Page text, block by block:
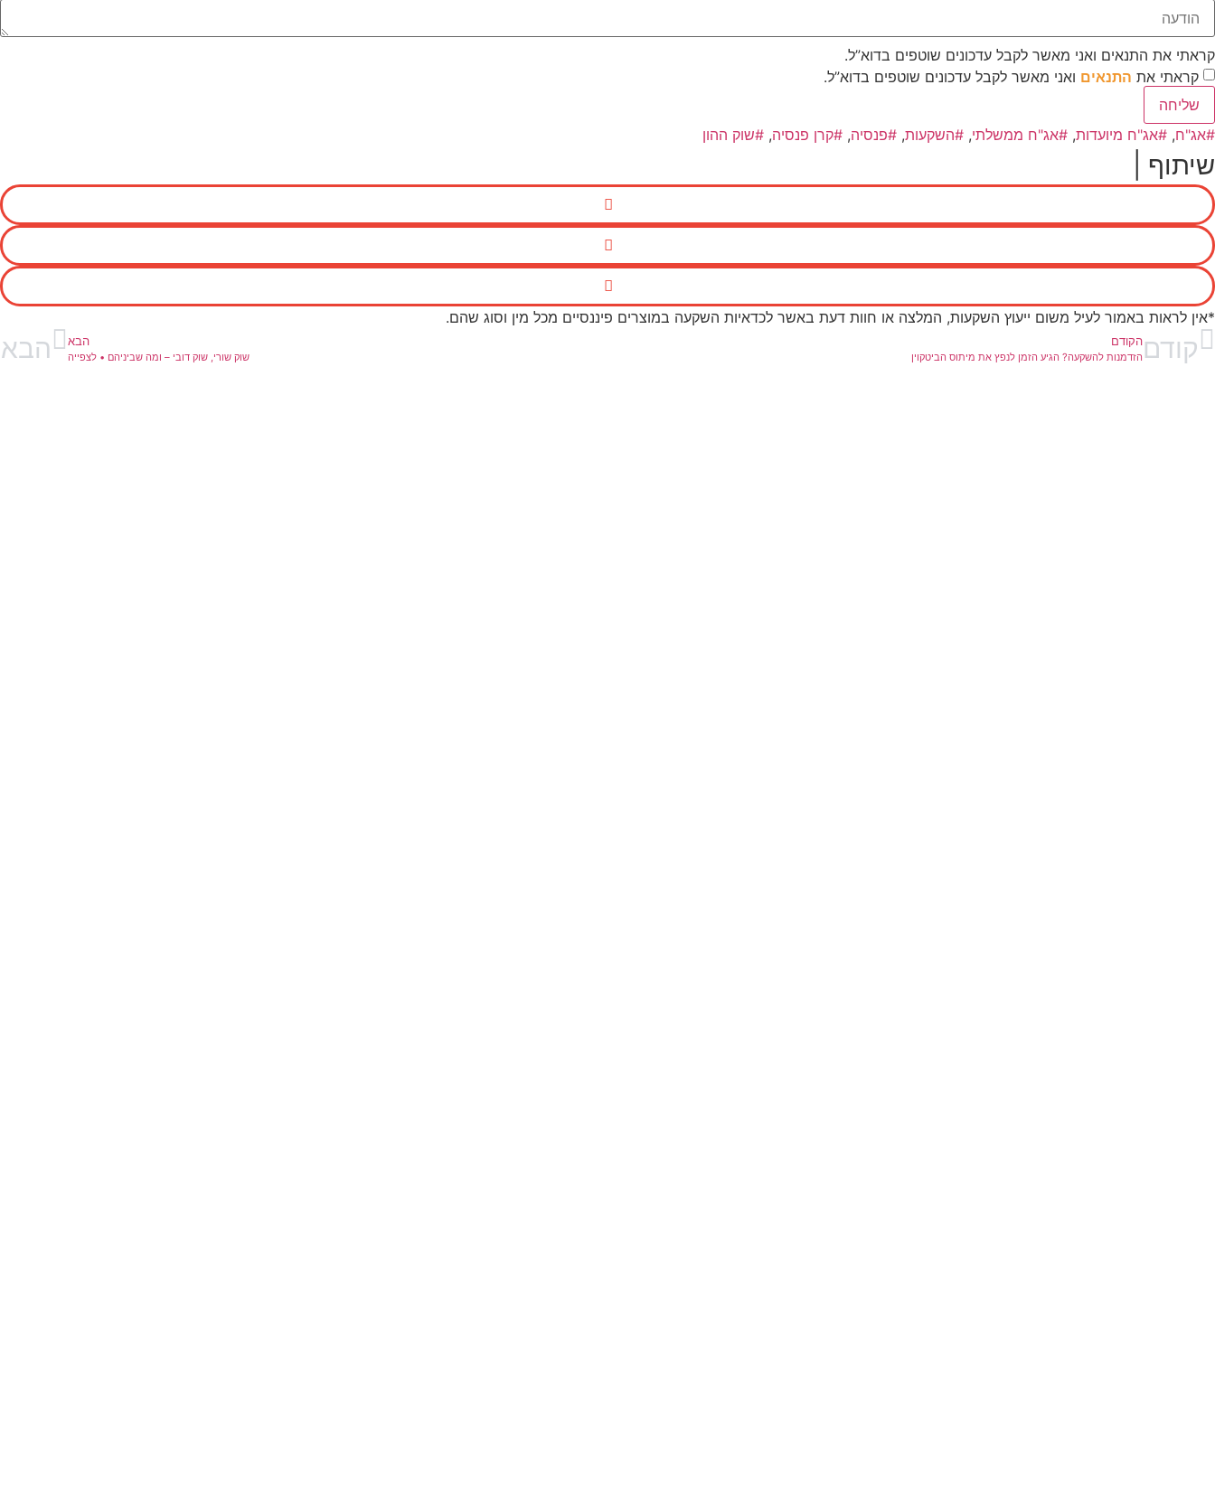
קראתי את התנאים ואני מאשר לקבל עדכונים שוטפים בדוא”ל.
קראתי את התנאים ואני מאשר לקבל עדכונים שוטפים בדוא”ל.
שליחה
אג"ח, אג"ח מיועדות, אג"ח ממשלתי, השקעות, פנסיה, קרן פנסיה, שוק ההון
שיתוף |
*אין לראות באמור לעיל משום ייעוץ השקעות, המלצה או חוות דעת באשר לכדאיות השקעה במוצרים פיננסיים מכל מין וסוג שהם.
קודם הקודם
הזדמנות להשקעה? הגיע הזמן לנפץ את מיתוס הביטקוין
הבא
שוק שורי, שוק דובי – ומה שביניהם • לצפייה הבא